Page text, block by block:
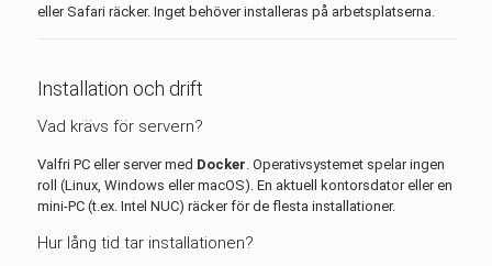
eller Safari räcker. Inget behöver installeras på arbetsplatserna.
Installation och drift
Vad krävs för servern?
Valfri PC eller server med Docker. Operativsystemet spelar ingen
roll (Linux, Windows eller macOS). En aktuell kontorsdator eller en
mini-PC (t.ex. Intel NUC) räcker för de flesta installationer.
Hur lång tid tar installationen?